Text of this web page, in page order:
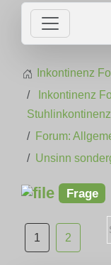
Inkontinenz
Inkontinenz
Forum:
Unsinn
Frage
1 2